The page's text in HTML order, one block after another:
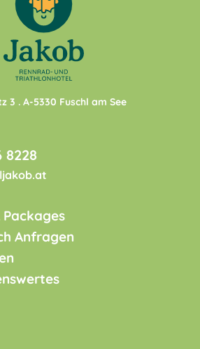
3 . A-5330 Fuschl am See
8228
Anfragen